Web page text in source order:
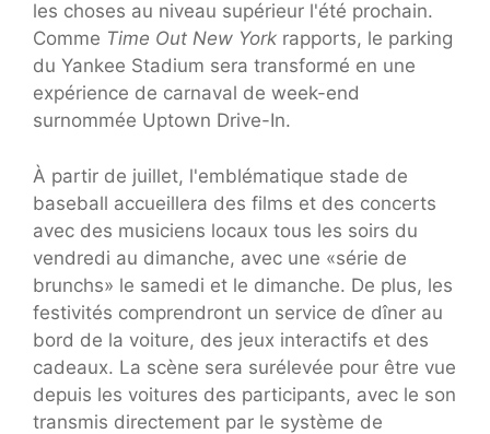
les choses au niveau supérieur l'été prochain.
Comme Time Out New York rapports, le parking
du Yankee Stadium sera transformé en une
expérience de carnaval de week-end
surnommée Uptown Drive-In.
À partir de juillet, l'emblématique stade de
baseball accueillera des films et des concerts
avec des musiciens locaux tous les soirs du
vendredi au dimanche, avec une «série de
brunchs» le samedi et le dimanche. De plus, les
festivités comprendront un service de dîner au
bord de la voiture, des jeux interactifs et des
cadeaux. La scène sera surélevée pour être vue
depuis les voitures des participants, avec le son
transmis directement par le système de